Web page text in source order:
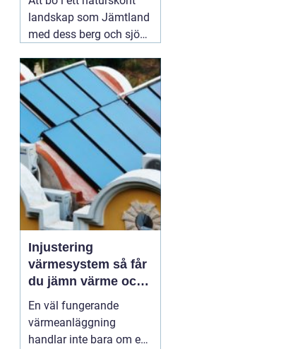
landskap som Jämtland
med dess berg och sjöar
Dock kan det kalla
klimatet och det
avlägsna läget innebära
utmaningar när det
kommer till vatten- och
värmeförsörjning,
augusti 2026
Injustering
värmesystem så får
du jämn värme och
lägre energikostnad
En väl fungerande
värmeanläggning
handlar inte bara om en